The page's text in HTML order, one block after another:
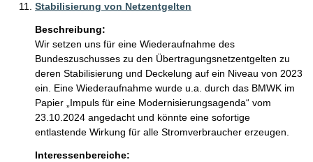
Stabilisierung von Netzentgelten
Beschreibung:
Wir setzen uns für eine Wiederaufnahme des
Bundeszuschusses zu den Übertragungsnetzentgelten zu
deren Stabilisierung und Deckelung auf ein Niveau von 2023
ein. Eine Wiederaufnahme wurde u.a. durch das BMWK im
Papier „Impuls für eine Modernisierungsagenda“ vom
23.10.2024 angedacht und könnte eine sofortige
entlastende Wirkung für alle Stromverbraucher erzeugen.
Interessenbereiche: